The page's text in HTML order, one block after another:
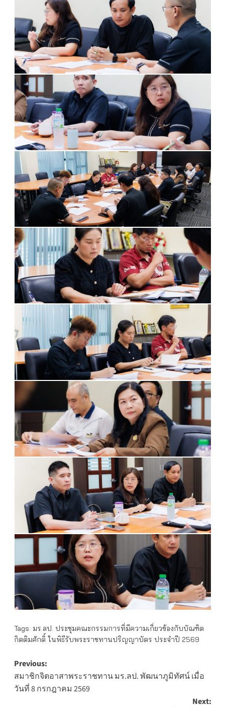
Tags: มร.ลป. ประชุมคณะกรรมการที่มีความเกี่ยวข้องกับบัณฑิต
กิตติมศักดิ์ ในพิธีรับพระราชทานปริญญาบัตร ประจำปี 2569
Post
navigation
Previous:
สมาชิกจิตอาสาพระราชทาน มร.ลป. พัฒนาภูมิทัศน์ เมื่อ
วันที่ 8 กรกฎาคม 2569
Next: